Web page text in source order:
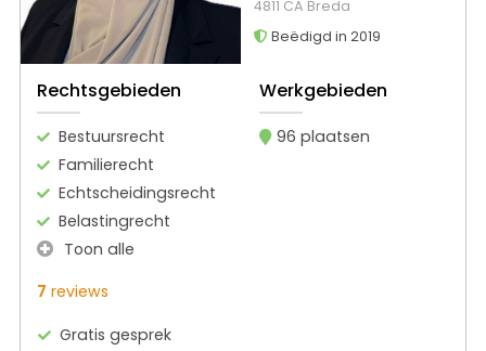
4811 CA Breda
Beëdigd in 2019
Rechtsgebieden
Bestuursrecht
Familierecht
Echtscheidingsrecht
Belastingrecht
Toon alle
Werkgebieden
96 plaatsen
7 reviews
Gratis gesprek